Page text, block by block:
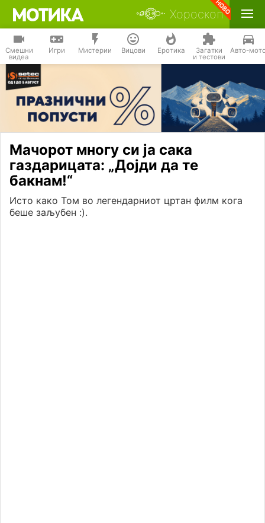
Хороскоп
Смешни
видеа
Игри Мистерии Вицови Еротика Загатки
и тестови
Авто-
Мачорот многу си ја сака
газдарицата: „Дојди да те
бакнам!“
Исто како Том во легендарниот цртан филм кога
беше заљубен :).